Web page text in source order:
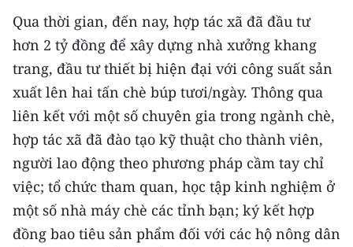
Media Văn hóa
Media Xã hội
Media Pháp luật
Media Thế giới
Media Thể thao
Media Giáo dục
Qua thời gian, đến nay, hợp tác xã đã đầu tư
hơn 2 tỷ đồng để xây dựng nhà xưởng khang
trang, đầu tư thiết bị hiện đại với công suất sản
xuất lên hai tấn chè búp tươi/ngày. Thông qua
liên kết với một số chuyên gia trong ngành chè,
hợp tác xã đã đào tạo kỹ thuật cho thành viên,
người lao động theo phương pháp cầm tay chỉ
việc; tổ chức tham quan, học tập kinh nghiệm ở
một số nhà máy chè các tỉnh bạn; ký kết hợp
đồng bao tiêu sản phẩm đối với các hộ nông dân